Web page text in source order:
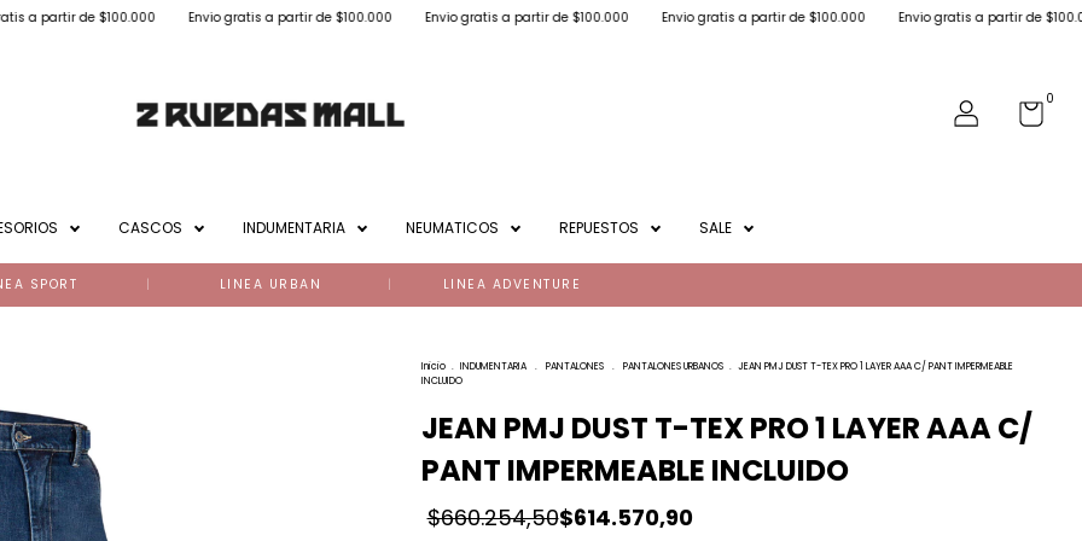
de $100.000 Envio gratis a partir de $100.000 Envio gratis a partir de $100.000 Envio gratis a partir de $100.000 Envio gratis a partir de $100.000
0
CASCOS INDUMENTARIA NEUMATICOS REPUESTOS SALE
LINEA ADVENTURE
SPORT LINEA URBAN
Inicio . INDUMENTARIA . PANTALONES . PANTALONES URBANOS . JEAN PMJ DUST T-TEX PRO 1 LAYER AAA C/ PANT IMPERMEABLE
INCLUIDO
JEAN PMJ DUST T-TEX PRO 1 LAYER AAA C/
PANT IMPERMEABLE INCLUIDO
$614.570,90
$660.254,50